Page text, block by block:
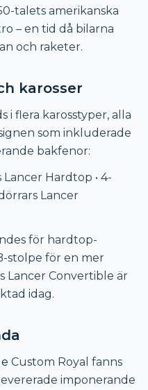
talets amerikanska
– en tid då bilarna
och raketer.
karosser
i flera karosstyper, alla
som inkluderade
bakfenor:
Lancer Hardtop • 4-
Lancer
för hardtop-
stolpe för en mer
Lancer Convertible är
idag.
Custom Royal fanns
imponerande